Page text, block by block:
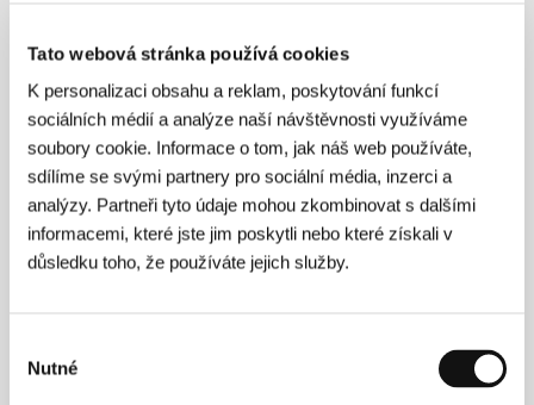
Tato webová stránka používá cookies
K personalizaci obsahu a reklam, poskytování funkcí
sociálních médií a analýze naší návštěvnosti využíváme
soubory cookie. Informace o tom, jak náš web používáte,
sdílíme se svými partnery pro sociální média, inzerci a
analýzy. Partneři tyto údaje mohou zkombinovat s dalšími
informacemi, které jste jim poskytli nebo které získali v
důsledku toho, že používáte jejich služby.
souhlasu
Nutné